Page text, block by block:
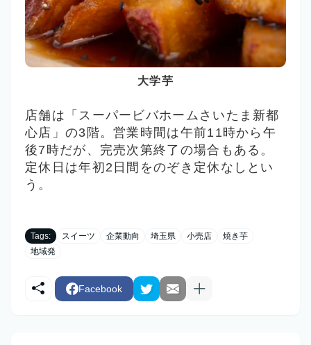
大学芋
店舗は「スーパービバホームさいたま新都
心店」の3階。営業時間は午前11時から午
後7時だが、完売次第終了の場合もある。
定休日は年初2日間をのぞき定休なしとい
う。
Tags: スイーツ 企業動向 埼玉県 小売店
焼き芋
地域発
Facebook